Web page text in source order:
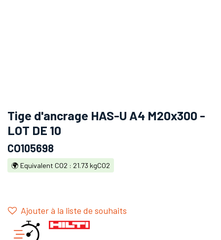
Tige d'ancrage HAS-U A4 M20x300 -
LOT DE 10
CO105698
🌍 Equivalent CO2 : 21.73 kgCO2
Ajouter à la liste de souhaits